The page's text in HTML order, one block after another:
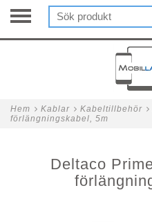
Hem Kablar Kabeltillbehör
förlängningskabel, 5m
Deltaco